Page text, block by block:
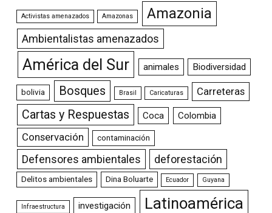
Activistas amenazados Amazonas Amazonia
Ambientalistas amenazados
América del Sur animales Biodiversidad
bolivia Bosques Brasil Caricaturas Carreteras
Cartas y Respuestas Coca Colombia
Conservación contaminación
Defensores ambientales deforestación
Delitos ambientales Dina Boluarte Ecuador Guyana
Infraestructura investigación Latinoamérica